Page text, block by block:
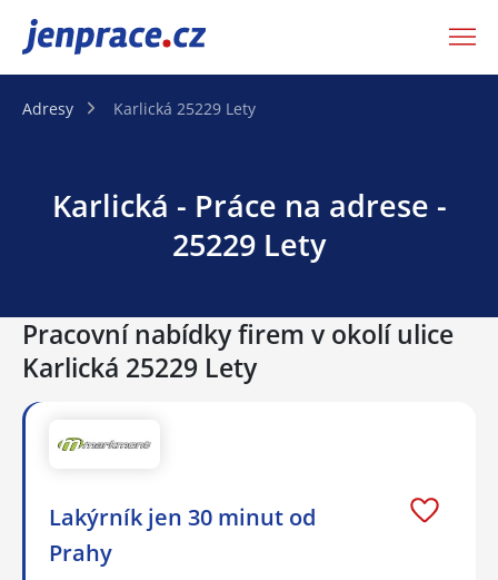
JenPráce.cz
Adresy Karlická 25229 Lety
Karlická - Práce na adrese -
25229 Lety
Pracovní nabídky firem v okolí ulice
Karlická 25229 Lety
Lakýrník jen 30 minut od
Prahy